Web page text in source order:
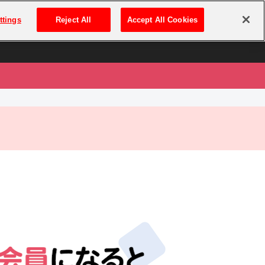
ログイン・新規登録
Reject All Accept All Cookies